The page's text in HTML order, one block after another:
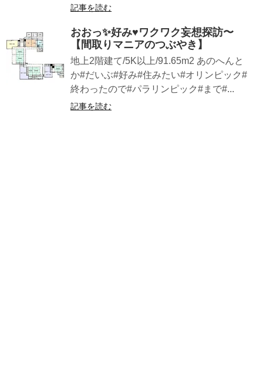
記事を読む
おおっ✨好み♥ワクワク妄想探訪〜
【間取りマニアのつぶやき】
地上2階建て/5K以上/91.65m2 あのへんと
か#だいぶ#好み#住みたい#オリンピック#
終わったので#パラリンピック#まで#...
記事を読む